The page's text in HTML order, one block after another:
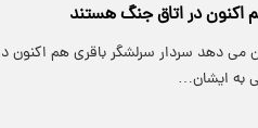
اکنون در اتاق جنگ هستند
می دهد سردار سرلشگر باقری هم اکنون
به ایشان…